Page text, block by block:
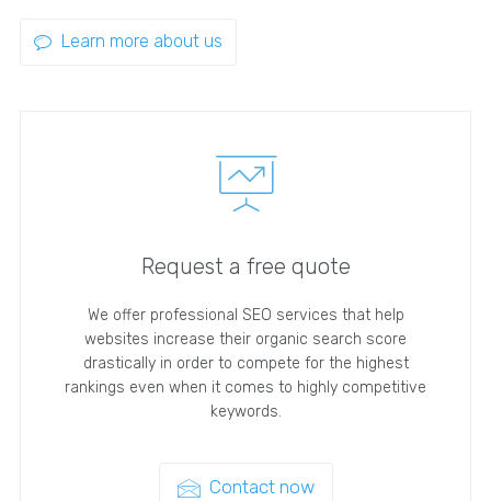
Learn more about us
Request a free quote
We offer professional SEO services that help
websites increase their organic search score
drastically in order to compete for the highest
rankings even when it comes to highly competitive
keywords.
Contact now